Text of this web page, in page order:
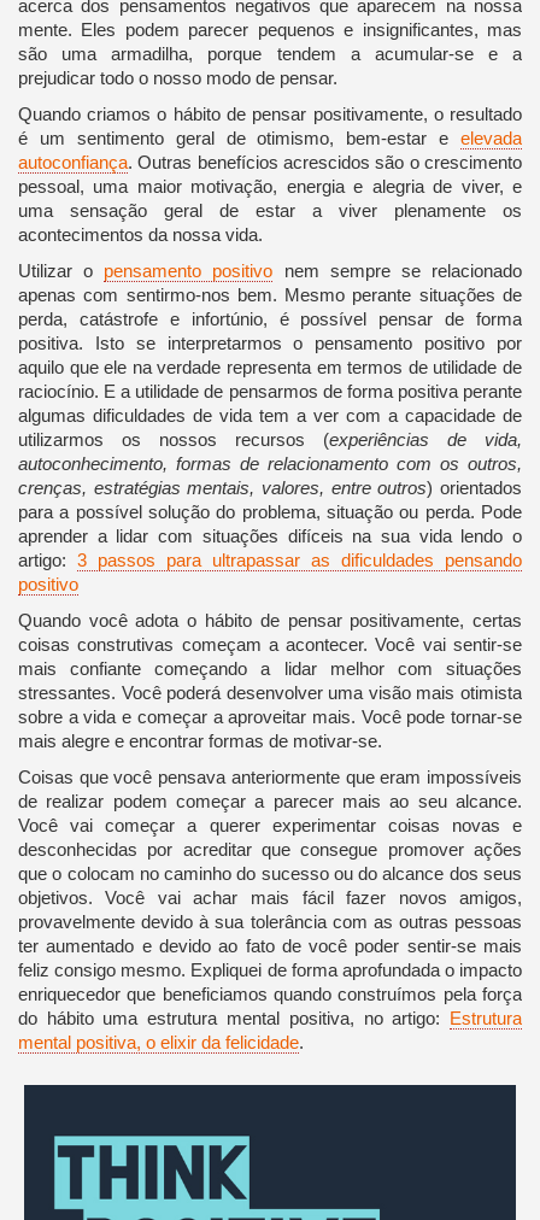
acerca dos pensamentos negativos que aparecem na nossa
mente. Eles podem parecer pequenos e insignificantes, mas
são uma armadilha, porque tendem a acumular-se e a
prejudicar todo o nosso modo de pensar.
Quando criamos o hábito de pensar positivamente, o resultado
é um sentimento geral de otimismo, bem-estar eelevada
autoconfiança. Outras benefícios acrescidos são o crescimento
pessoal, uma maior motivação, energia e alegria de viver, e
uma sensação geral de estar a viver plenamente os
acontecimentos da nossa vida.
Utilizar o pensamento positivo nem sempre se relacionado
apenas com sentirmo-nos bem. Mesmo perante situações de
perda, catástrofe e infortúnio, é possível pensar de forma
positiva. Isto se interpretarmos o pensamento positivo por
aquilo que ele na verdade representa em termos de utilidade de
raciocínio. E a utilidade de pensarmos de forma positiva perante
algumas dificuldades de vida tem a ver com a capacidade de
utilizarmos os nossos recursos (experiências de vida,
autoconhecimento, formas de relacionamento com os outros,
crenças, estratégias mentais, valores, entre outros) orientados
para a possível solução do problema, situação ou perda. Pode
aprender a lidar com situações difíceis na sua vida lendo o
artigo: 3 passos para ultrapassar as dificuldades pensando
positivo
Quando você adota o hábito de pensar positivamente, certas
coisas construtivas começam a acontecer. Você vai sentir-se
mais confiante começando a lidar melhor com situações
stressantes. Você poderá desenvolver uma visão mais otimista
sobre a vida e começar a aproveitar mais. Você pode tornar-se
mais alegre e encontrar formas de motivar-se.
Coisas que você pensava anteriormente que eram impossíveis
de realizar podem começar a parecer mais ao seu alcance.
Você vai começar a querer experimentar coisas novas e
desconhecidas por acreditar que consegue promover ações
que o colocam no caminho do sucesso ou do alcance dos seus
objetivos. Você vai achar mais fácil fazer novos amigos,
provavelmente devido à sua tolerância com as outras pessoas
ter aumentado e devido ao fato de você poder sentir-se mais
feliz consigo mesmo. Expliquei de forma aprofundada o impacto
enriquecedor que beneficiamos quando construímos pela força
do hábito uma estrutura mental positiva, no artigo: Estrutura
mental positiva, o elixir da felicidade.